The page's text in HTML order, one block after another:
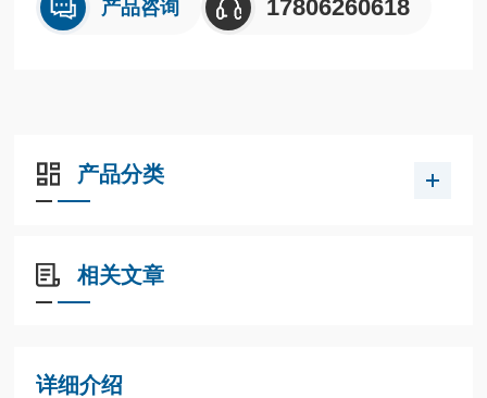
产品咨询 17806260618
产品分类
相关文章
详细介绍